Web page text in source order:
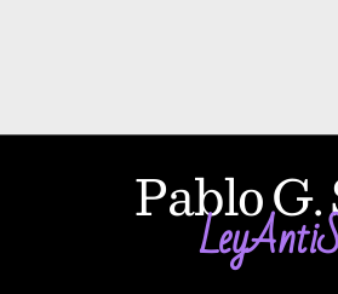
Pablo